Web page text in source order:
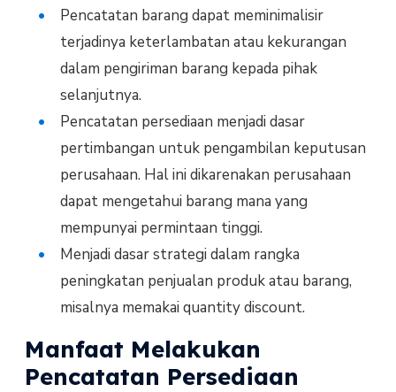
Pencatatan barang dapat meminimalisir
terjadinya keterlambatan atau kekurangan
dalam pengiriman barang kepada pihak
selanjutnya.
Pencatatan persediaan menjadi dasar
pertimbangan untuk pengambilan keputusan
perusahaan. Hal ini dikarenakan perusahaan
dapat mengetahui barang mana yang
mempunyai permintaan tinggi.
Menjadi dasar strategi dalam rangka
peningkatan penjualan produk atau barang,
misalnya memakai quantity discount.
Manfaat Melakukan
Pencatatan Persediaan